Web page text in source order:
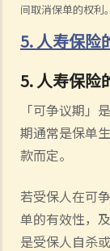
间取消保单的权利。
5. 人寿保险
5. 人寿保险
「可争议期」
期通常是保单
款而定。
若受保人在可
单的有效性，
是受保人自杀